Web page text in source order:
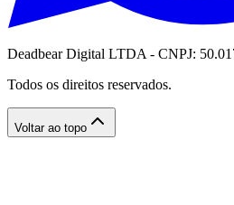
Deadbear Digital LTDA - CNPJ:
Todos os direitos reservados.
Voltar ao topo